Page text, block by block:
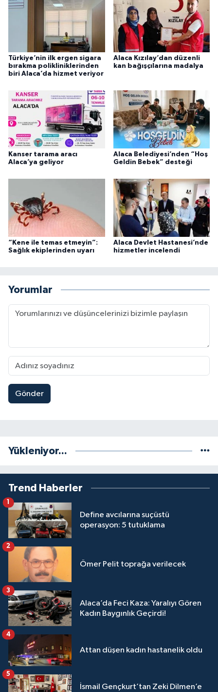
Türkiye’nin ilk ergen sigara
bırakma polikliniklerinden
biri Alaca’da hizmet veriyor
Alaca Kızılay’dan düzenli
kan bağışçılarına madalya
Kanser tarama aracı
Alaca’ya geliyor
Alaca Belediyesi’nden “Hoş
Geldin Bebek” desteği
“Kene ile temas etmeyin”:
Sağlık ekiplerinden uyarı
Alaca Devlet Hastanesi’nde
hizmetler incelendi
Yorumlar
Gönder
Yükleniyor...
Trend Haberler
Define avcılarına suçüstü
operasyon: 5 tutuklama
1
Ömer Pelit toprağa verilecek
2
Alaca’da Feci Kaza: Yaralıyı Gören
Kadın Baygınlık Geçirdi!
3
Attan düşen kadın hastanelik oldu
4
İsmail Gençkurt’tan Zeki Dilmen’e
5